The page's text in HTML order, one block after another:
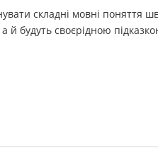
складні мовні поняття
й будуть своєрідною